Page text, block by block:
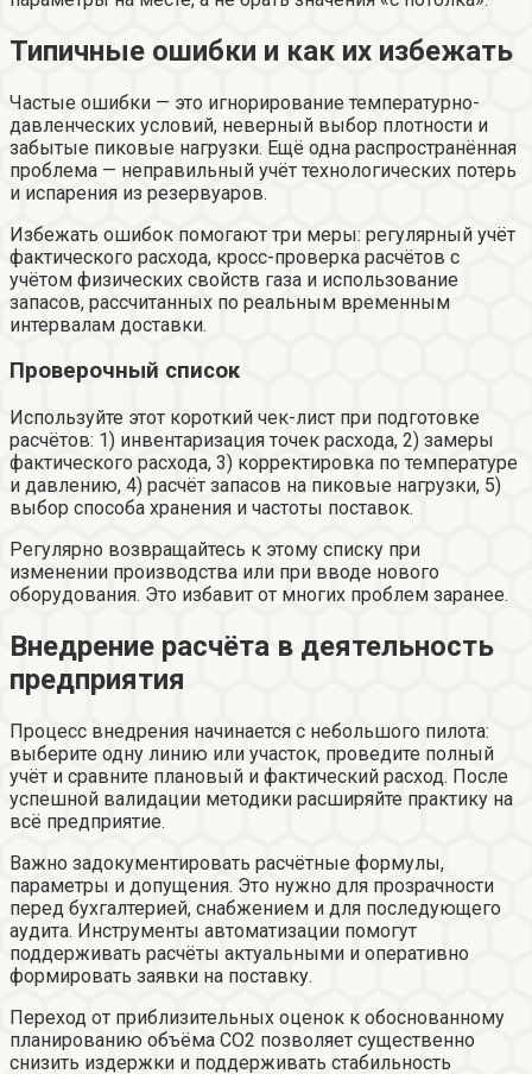
Типичные ошибки и как их избежать
Частые ошибки — это игнорирование температурно-
давленческих условий, неверный выбор плотности и
забытые пиковые нагрузки. Ещё одна распространённая
проблема — неправильный учёт технологических потерь
и испарения из резервуаров.
Избежать ошибок помогают три меры: регулярный учёт
фактического расхода, кросс-проверка расчётов с
учётом физических свойств газа и использование
запасов, рассчитанных по реальным временным
интервалам доставки.
Проверочный список
Используйте этот короткий чек-лист при подготовке
расчётов: 1) инвентаризация точек расхода, 2) замеры
фактического расхода, 3) корректировка по температуре
и давлению, 4) расчёт запасов на пиковые нагрузки, 5)
выбор способа хранения и частоты поставок.
Регулярно возвращайтесь к этому списку при
изменении производства или при вводе нового
оборудования. Это избавит от многих проблем заранее.
Внедрение расчёта в деятельность
предприятия
Процесс внедрения начинается с небольшого пилота:
выберите одну линию или участок, проведите полный
учёт и сравните плановый и фактический расход. После
успешной валидации методики расширяйте практику на
всё предприятие.
Важно задокументировать расчётные формулы,
параметры и допущения. Это нужно для прозрачности
перед бухгалтерией, снабжением и для последующего
аудита. Инструменты автоматизации помогут
поддерживать расчёты актуальными и оперативно
формировать заявки на поставку.
Переход от приблизительных оценок к обоснованному
планированию объёма СО2 позволяет существенно
снизить издержки и поддерживать стабильность